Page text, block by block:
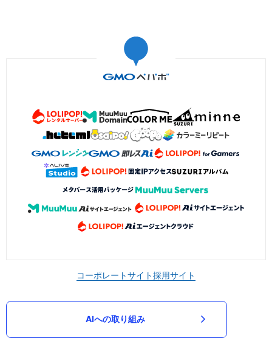
コーポレートサイト採用サイト
AIへの取り組み